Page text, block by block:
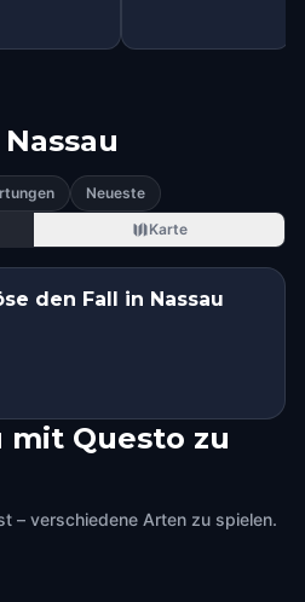
Nassau
Neueste
Karte
den Fall in Nassau
mit Questo zu
– verschiedene Arten zu spielen.